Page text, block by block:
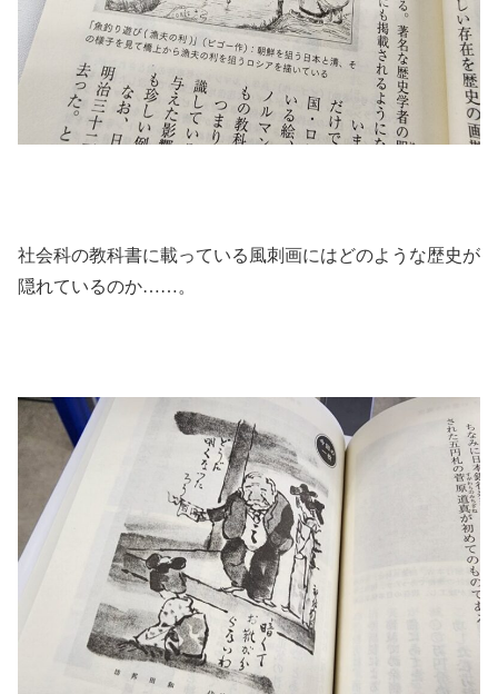
社会科の教科書に載っている風刺画にはどのような歴史が
隠れているのか……。